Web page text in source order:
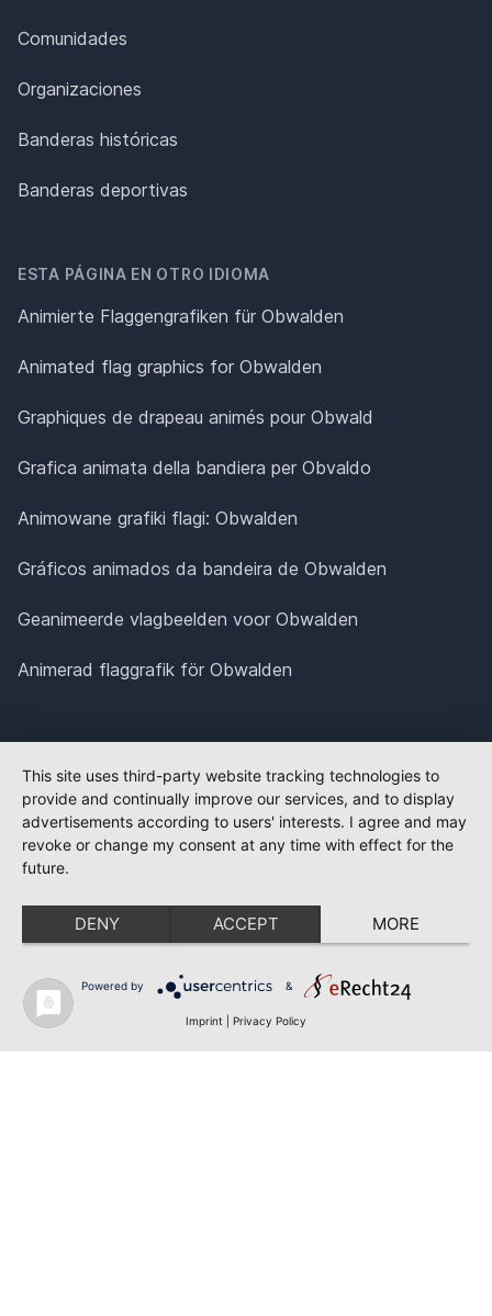
Comunidades
Organizaciones
Banderas históricas
Banderas deportivas
ESTA PÁGINA EN OTRO IDIOMA
Animierte Flaggengrafiken für Obwalden
Animated flag graphics for Obwalden
Graphiques de drapeau animés pour Obwald
Grafica animata della bandiera per Obvaldo
Animowane grafiki flagi: Obwalden
Gráficos animados da bandeira de Obwalden
Geanimeerde vlagbeelden voor Obwalden
Animerad flaggrafik för Obwalden
This site uses third-party website tracking technologies to
provide and continually improve our services, and to display
advertisements according to users' interests. I agree and may
revoke or change my consent at any time with effect for the
future.
DENY ACCEPT MORE
Powered by &
Imprint Privacy Policy